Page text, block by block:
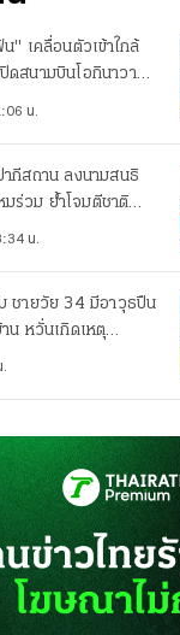
" เคลื่อนตัวเข้าใกล้
ดสนามบินโอกินาวา
น-เจ็บ 3 ราย
น.
กีสถาน ลงนามสนธิ
ร่วม ย้ำโจมตีชาติ
จมตีทั้ง 3 ประเทศ
น.
ชายวัย 34 มีอาวุธปืน
น หวั่นเกิดเหตุ
.